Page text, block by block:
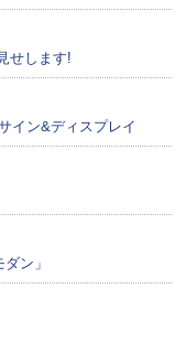
せします!
イン&ディスプレイ
ン」